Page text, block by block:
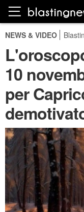
NEWS & VIDEO
10
per